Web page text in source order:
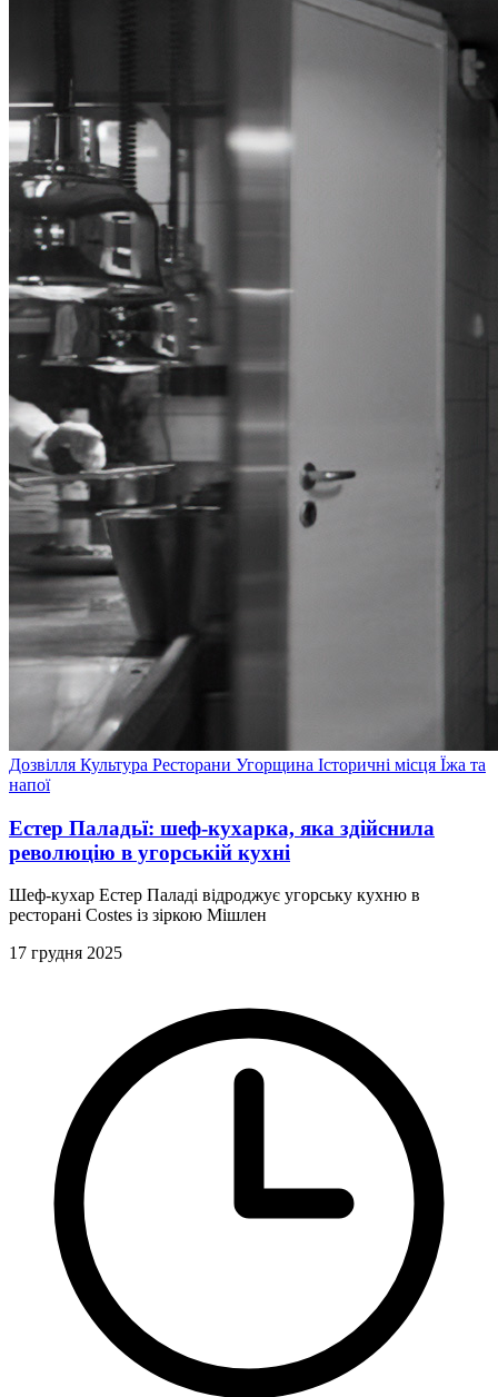
Дозвілля Культура Ресторани Угорщина Історичні місця Їжа та
напої
Естер Паладьї: шеф-кухарка, яка здійснила
революцію в угорській кухні
Шеф-кухар Естер Паладі відроджує угорську кухню в
ресторані Costes із зіркою Мішлен
17 грудня 2025